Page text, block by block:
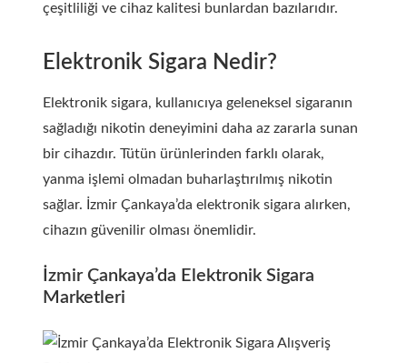
çeşitliliği ve cihaz kalitesi bunlardan bazılarıdır.
Elektronik Sigara Nedir?
Elektronik sigara, kullanıcıya geleneksel sigaranın
sağladığı nikotin deneyimini daha az zararla sunan
bir cihazdır. Tütün ürünlerinden farklı olarak,
yanma işlemi olmadan buharlaştırılmış nikotin
sağlar. İzmir Çankaya’da elektronik sigara alırken,
cihazın güvenilir olması önemlidir.
İzmir Çankaya’da Elektronik Sigara
Marketleri